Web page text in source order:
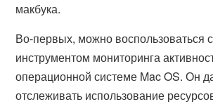
макбука.
Во-первых, можно воспользоваться
инструментом мониторинга
операционной системе Mac OS. Он
отслеживать использование